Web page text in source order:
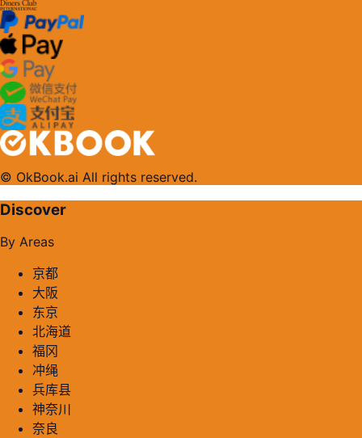
© OkBook.ai All rights reserved.
Discover
By Areas
京都
大阪
东京
北海道
福冈
冲绳
兵库县
神奈川
奈良